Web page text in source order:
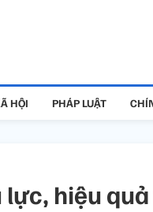
HỘI PHÁP LUẬT
hiệu